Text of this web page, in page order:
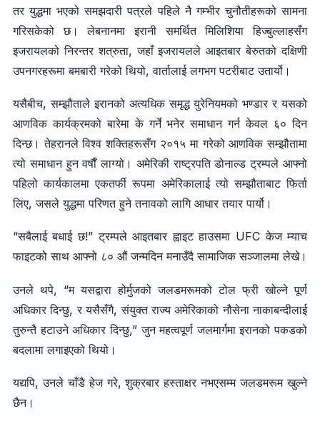
तर युद्धमा भएको समझदारी पत्रले पहिले नै गम्भीर चुनौतीहरूको सामना
गरिसकेको छ। लेबनानमा इरानी समर्थित मिलिशिया हिज्बुल्लाहसँग
इजरायलको निरन्तर शत्रुता, जहाँ इजरायलले आइतबार बेरुतको दक्षिणी
उपनगरहरूमा बमबारी गरेको थियो, वार्तालाई लगभग पटरीबाट उतार्यो।
यसैबीच, सम्झौताले इरानको अत्यधिक समृद्ध युरेनियमको भण्डार र यसको
आणविक कार्यक्रमको बारेमा के गर्ने भनेर समाधान गर्न केवल ६० दिन
दिन्छ। तेहरानले विश्व शक्तिहरूसँग २०१५ मा गरेको आणविक सम्झौतामा
त्यो समाधान हुन वर्षौं लाग्यो। अमेरिकी राष्ट्रपति डोनाल्ड ट्रम्पले आफ्नो
पहिलो कार्यकालमा एकतर्फी रूपमा अमेरिकालाई त्यो सम्झौताबाट फिर्ता
लिए, जसले युद्धमा परिणत हुने तनावको लागि आधार तयार पार्यो।
“सबैलाई बधाई छ!” ट्रम्पले आइतबार ह्वाइट हाउसमा UFC केज म्याच
फाइटको साथ आफ्नो ८० औं जन्मदिन मनाउँदै सामाजिक सञ्जालमा लेखे।
उनले थपे, “म यसद्वारा होर्मुजको जलडमरूमको टोल फ्री खोल्ने पूर्ण
अधिकार दिन्छु, र यसैसँगै, संयुक्त राज्य अमेरिकाको नौसेना नाकाबन्दीलाई
तुरुन्तै हटाउने अधिकार दिन्छु,” जुन महत्वपूर्ण जलमार्गमा इरानको पकडको
बदलामा लगाइएको थियो।
यद्यपि, उनले चाँडै हेज गरे, शुक्रबार हस्ताक्षर नभएसम्म जलडमरूम खुल्ने
छैन।